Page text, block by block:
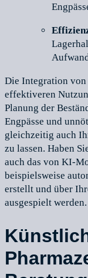
Die Integration
effektiveren
Planung der
Engpässe und
gleichzeitig auch
zu lassen. Haben
auch das von KI-
beispielsweise
erstellt und über
ausgespielt werden.